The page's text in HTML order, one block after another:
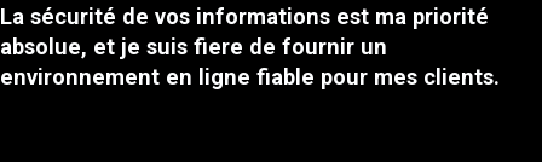
La sécurité de vos informations est ma priorité
absolue, et je suis fiere de fournir un
environnement en ligne fiable pour mes clients.